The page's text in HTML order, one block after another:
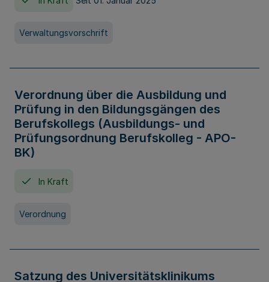
Verwaltungsvorschrift
Verordnung über die Ausbildung und
Prüfung in den Bildungsgängen des
Berufskollegs (Ausbildungs- und
Prüfungsordnung Berufskolleg - APO-
BK)
In Kraft
Verordnung
Satzung des Universitätsklinikums